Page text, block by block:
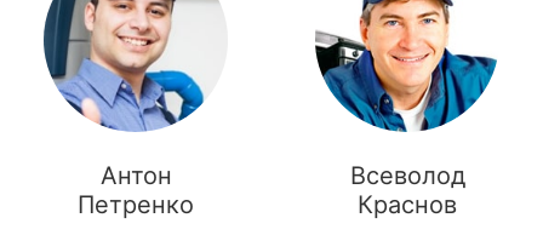
Антон
Петренко
Всеволод
Краснов